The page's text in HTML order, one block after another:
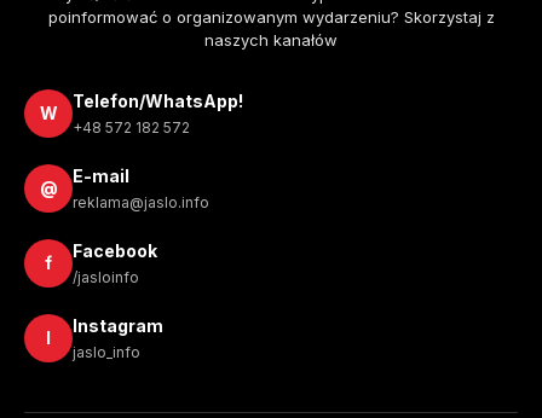
poinformować o organizowanym wydarzeniu? Skorzystaj z
naszych kanałów
W
Telefon/WhatsApp!
+48 572 182 572
@
E-mail
reklama@jaslo.info
f
Facebook
/jasloinfo
Instagram
jaslo_info